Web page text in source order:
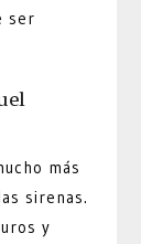
ser
más
sirenas.
y